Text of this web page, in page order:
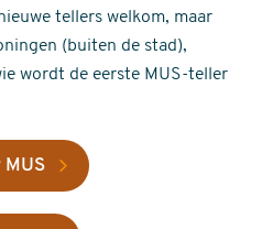
tellers welkom, maar
(buiten de stad),
wordt de eerste MUS-teller